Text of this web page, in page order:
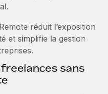
55 employés
à Remote
en matière de
encourage les...
réduit l’exposition
et simplifie la gestion
sans